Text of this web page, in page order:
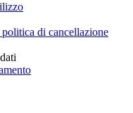
di cancellazione